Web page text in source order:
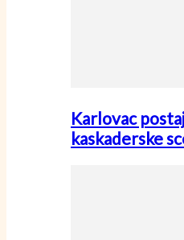
Karlovac
kaskaderske